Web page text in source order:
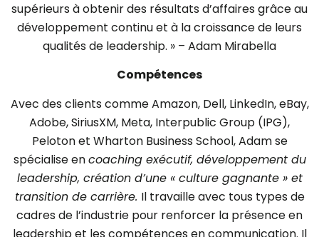
supérieurs à obtenir des résultats d’affaires grâce au
développement continu et à la croissance de leurs
qualités de leadership. » – Adam Mirabella
Compétences
Avec des clients comme Amazon, Dell, LinkedIn, eBay,
Adobe, SiriusXM, Meta, Interpublic Group (IPG),
Peloton et Wharton Business School, Adam se
spécialise encoaching exécutif, développement du
leadership, création d’une « culture gagnante » et
transition de carrière. Il travaille avec tous types de
cadres de l’industrie pour renforcer la présence en
leadership et les compétences en communication. Il